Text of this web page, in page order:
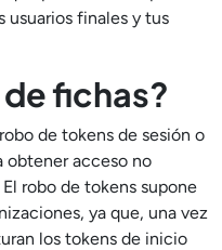
usuarios finales y tus
fichas?
de tokens de sesión o
obtener acceso no
robo de tokens supone
ya que, una vez
los tokens de inicio